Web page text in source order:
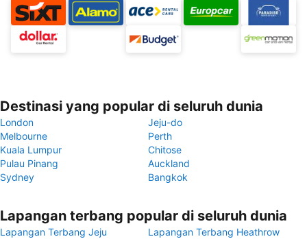
Destinasi yang popular di seluruh dunia
London
Jeju-do
Melbourne
Perth
Kuala Lumpur
Chitose
Pulau Pinang
Auckland
Sydney
Bangkok
Lapangan terbang popular di seluruh dunia
Lapangan Terbang Jeju
Lapangan Terbang Heathrow